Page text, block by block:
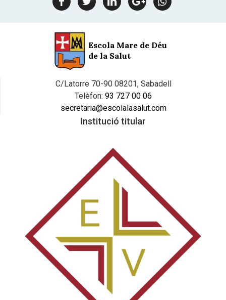
plus
Escola Mare de Déu
de la Salut
C/Latorre 70-90 08201, Sabadell
Telèfon: 93 727 00 06
secretaria@escolalasalut.com
Institució titular